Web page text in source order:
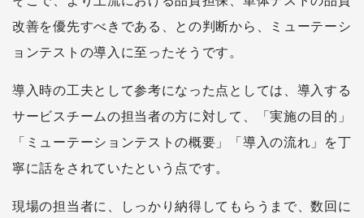
改善を優先すべきである、との判断から、ミューテーシ
ョンテストの導入に至ったそうです。
導入時の工夫として参考になった点としては、導入する
サービスチームの担当者の方に対して、「実施の目的」
「ミューテーションテストの概要」「導入の流れ」を丁
寧に話をされていたという点です。
現場の担当者に、しっかり納得してもらうまで、数回に